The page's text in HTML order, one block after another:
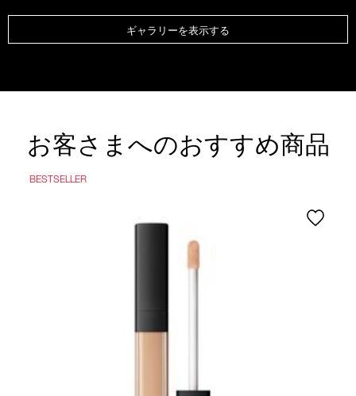
ギャラリーを表示する
お客さまへのおすすめ商品
BESTSELLER